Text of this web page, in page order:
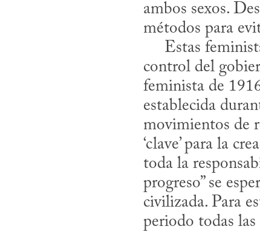
ambos sexos.
métodos para
control del
feminista de
establecida
movimientos de
‘clave’ para la
toda la
progreso” se
civilizada. Para
periodo todas las